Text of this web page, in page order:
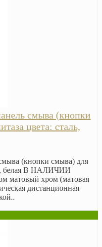
смыва (кнопки
цвета: сталь,
(кнопки смыва) для
белая В НАЛИЧИИ
матовый хром (матовая
дистанционная